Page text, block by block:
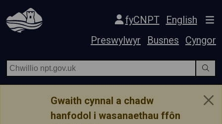
Hepgor gwe-lywio
fyCNPT
English
Preswylwyr
Busnes Cyngor
Gwaith cynnal a chadw
hanfodol i wasanaethau ffôn